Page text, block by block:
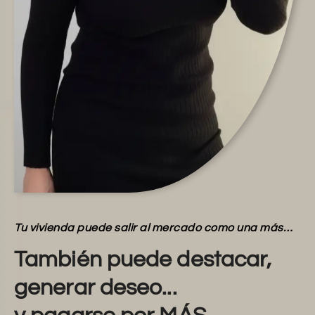
Tu vivienda puede salir al mercado como una más…
También puede destacar,
generar deseo...